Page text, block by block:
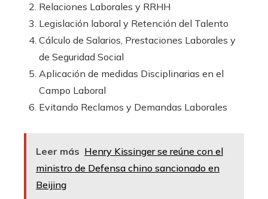
Relaciones Laborales y RRHH
Legislación laboral y Retención del Talento
Cálculo de Salarios, Prestaciones Laborales y
de Seguridad Social
Aplicación de medidas Disciplinarias en el
Campo Laboral
Evitando Reclamos y Demandas Laborales
Leer más Henry Kissinger se reúne con el
ministro de Defensa chino sancionado en
Beijing